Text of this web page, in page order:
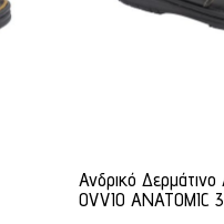
Ανδρικό
OVVIO ANATOMIC